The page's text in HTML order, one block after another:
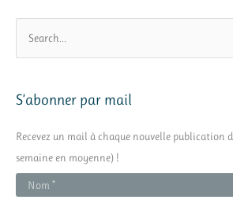
h
r
c
h
e
S’abonner par mail
Recevez un mail à chaque nouvelle publication
semaine en moyenne) !